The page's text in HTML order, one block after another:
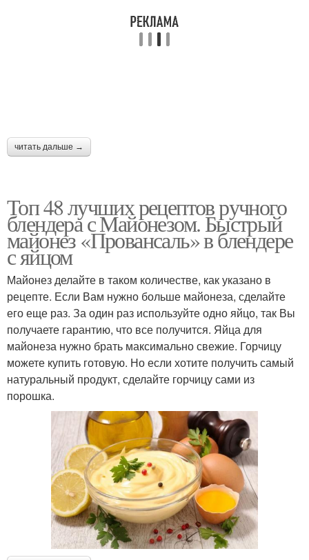
читать дальше →
Топ 48 лучших рецептов ручного
блендера с Майонезом. Быстрый
майонез «Провансаль» в блендере
с яйцом
Майонез делайте в таком количестве, как указано в
рецепте. Если Вам нужно больше майонеза, сделайте
его еще раз. За один раз используйте одно яйцо, так Вы
получаете гарантию, что все получится. Яйца для
майонеза нужно брать максимально свежие. Горчицу
можете купить готовую. Но если хотите получить самый
натуральный продукт, сделайте горчицу сами из
порошка.